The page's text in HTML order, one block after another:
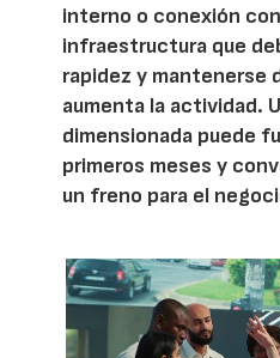
interno o conexión
infraestructura que
rapidez y mantenerse
aumenta la actividad.
dimensionada puede
primeros meses y
un freno para el